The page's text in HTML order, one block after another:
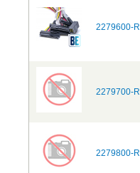
2279600-R
2279700-R
2279800-R